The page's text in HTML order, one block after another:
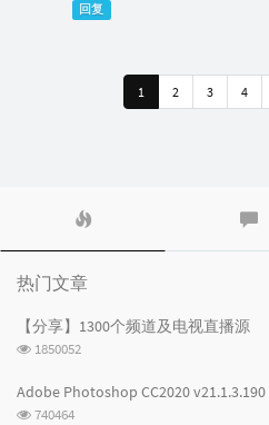
回复
1 2 3 4
文
热门文章
【分享】1300个频道及电视直播源
浏
次
1850052
Adobe Photoshop CC2020
浏
740464